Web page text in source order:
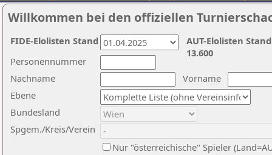
Willkommen bei den offiziellen
Nachname
Vorname
Ebene
Personennummer
Bundesland
Spgem./Kreis/Verein
Nur "österreichische" Spieler
AUT-Elolisten
13.600
FIDE-Elolisten Stand